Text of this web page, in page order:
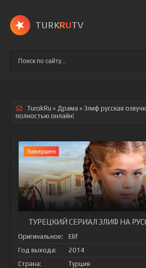
TURKRUTV
TurokRu » Драма » Элиф русская
полностью онлайн!
Завершен
ТУРЕЦКИЙ СЕРИАЛ ЭЛИФ НА
Оригинальное:
Elif
Год выхода:
2014
Страна:
Турция